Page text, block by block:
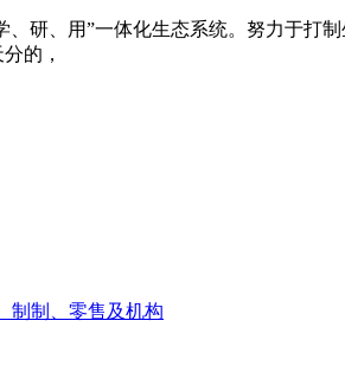
、用”一体化生态系统。努力于打
的，
制制、零售及机构